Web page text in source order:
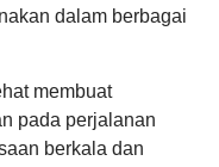
dalam berbagai
membuat
pada perjalanan
berkala dan